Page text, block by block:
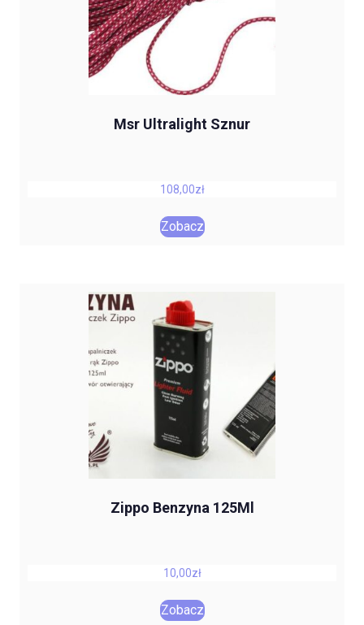
Msr Ultralight Sznur
108,00zł
Zobacz
Zippo Benzyna 125Ml
10,00zł
Zobacz